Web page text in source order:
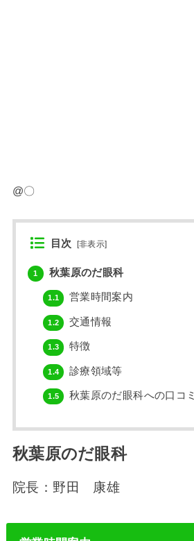
@〇
目次 [非表示]
1 秋葉原のだ眼科
1.1 営業時間案内
1.2 交通情報
1.3 特徴
1.4 診療領域等
1.5 秋葉原のだ眼科への口コミ
秋葉原のだ眼科
院長：野田 康雄